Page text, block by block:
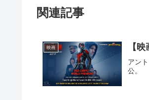
関連記事
映画 【
アン
公。